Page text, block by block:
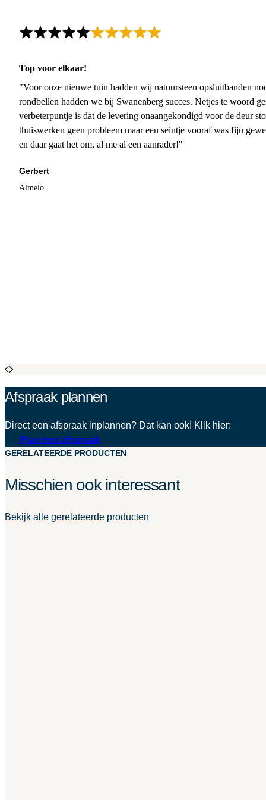
Top voor elkaar!
"Voor onze nieuwe tuin hadden wij natuursteen opsluitbanden
rondbellen hadden we bij Swanenberg succes. Netjes te woord
verbeterpuntje is dat de levering onaangekondigd voor de deur
thuiswerken geen probleem maar een seintje vooraf was fijn
en daar gaat het om, al me al een aanrader!"
Gerbert
Almelo
Afspraak plannen
Direct een afspraak inplannen? Dat kan ook! Klik hier:
Plan een afspraak
GERELATEERDE PRODUCTEN
Misschien ook interessant
Bekijk alle gerelateerde producten